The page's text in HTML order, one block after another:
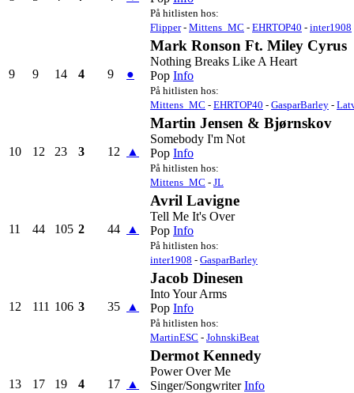
På hitlisten hos:
Flipper- Mittens_MC - EHRTOP40 - inter1908
9 9 14 4 9 ●
Mark Ronson Ft. Miley Cyrus
Nothing Breaks Like A Heart
Pop Info
På hitlisten hos:
Mittens_MC - EHRTOP40 - GasparBarley -
10 12 23 3 12 ▲
Martin Jensen & Bjørnskov
Somebody I'm Not
Pop Info
På hitlisten hos:
Mittens_MC - JL
11 44 105 2 44 ▲
Avril Lavigne
Tell Me It's Over
Pop Info
På hitlisten hos:
inter1908 - GasparBarley
12 111 106 3 35 ▲
Jacob Dinesen
Into Your Arms
Pop Info
På hitlisten hos:
MartinESC - JohnskiBeat
13 17 19 4 17 ▲
Dermot Kennedy
Power Over Me
Singer/Songwriter Info